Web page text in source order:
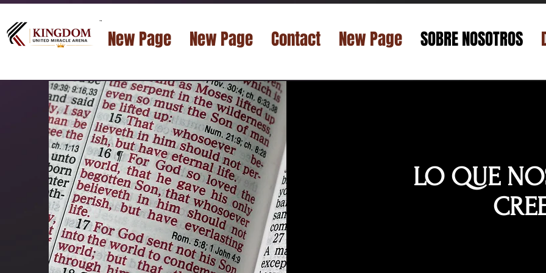
New Page New Page Contact New Page SOBRE NOSOTROS
™
LO QUE